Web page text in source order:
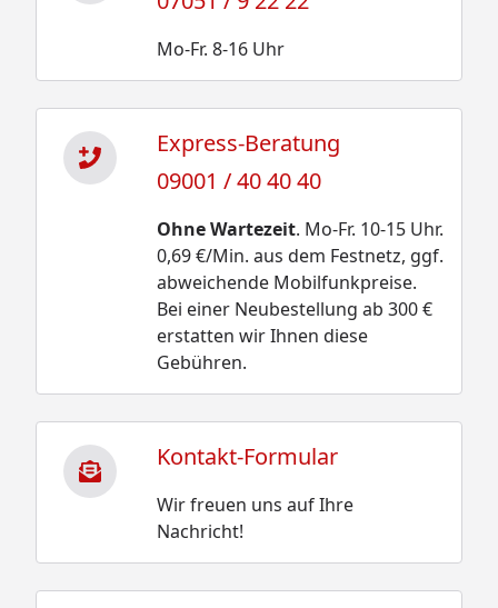
Mo-Fr. 8-16 Uhr
Express-Beratung
09001 / 40 40 40
Ohne Wartezeit. Mo-Fr. 10-15 Uhr.
0,69 €/Min. aus dem Festnetz, ggf.
abweichende Mobilfunkpreise.
Bei einer Neubestellung ab 300 €
erstatten wir Ihnen diese
Gebühren.
Kontakt-Formular
Wir freuen uns auf Ihre
Nachricht!